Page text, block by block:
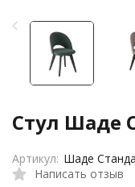
Стул Шаде
Написать отзыв
Артикул: Шаде